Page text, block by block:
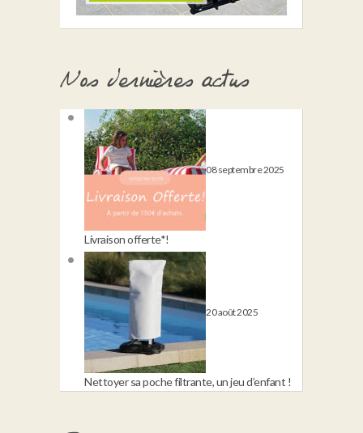
Nos dernières actus
08 septembre 2025
Livraison offerte*!
20 août 2025
Nettoyer sa poche filtrante, un jeu d’enfant !